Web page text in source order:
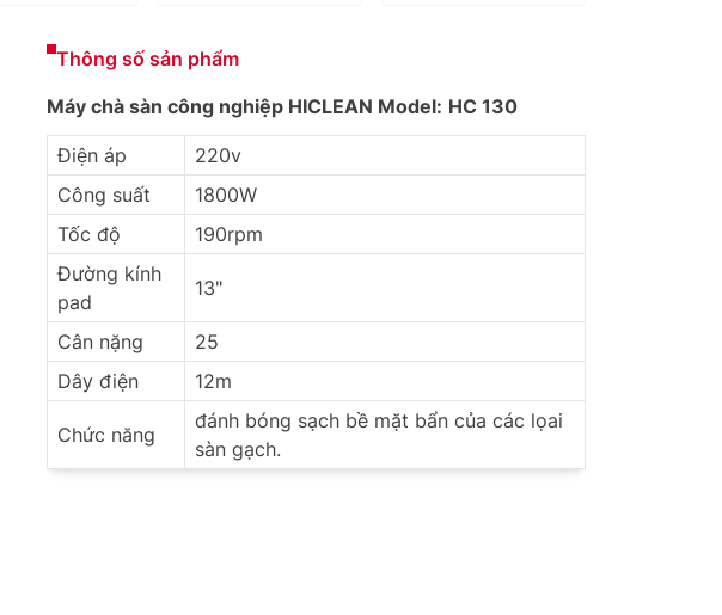
Thông số sản phẩm
Máy chà sàn công nghiệp HICLEAN Model: HC 130
Điện áp
220v
Công suất
1800W
Tốc độ
190rpm
Đường kính
pad
13"
Cân nặng
25
Dây điện
12m
Chức năng
đánh bóng sạch bề mặt bẩn của các lọai
sàn gạch.